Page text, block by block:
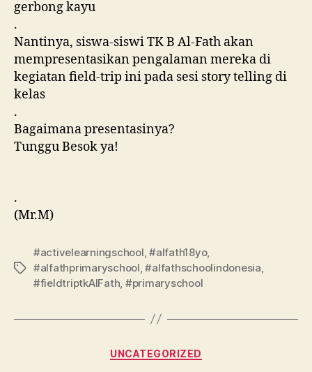
gerbong kayu
.
Nantinya, siswa-siswi TK B Al-Fath akan
mempresentasikan pengalaman mereka di
kegiatan field-trip ini pada sesi story telling di
kelas
.
Bagaimana presentasinya?
Tunggu Besok ya!
.
(Mr.M)
#activelearningschool ,#alfath18yo,
#alfathprimaryschool ,#alfathschoolindonesia
#fieldtriptkAlFath #primaryschool
UNCATEGORIZED